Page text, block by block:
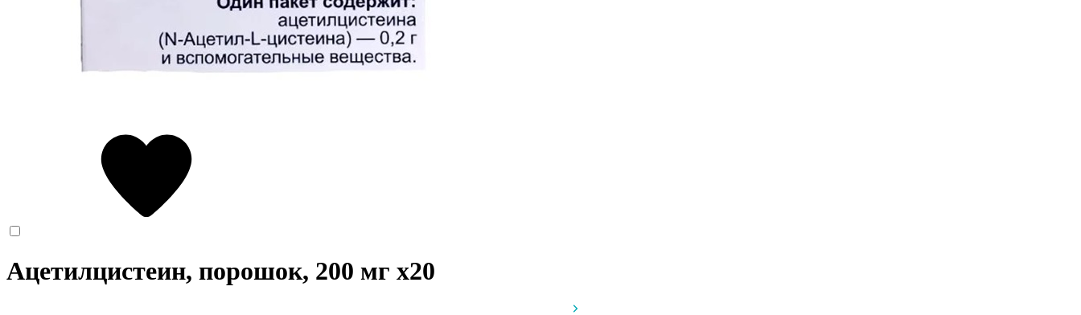
Ацетилцистеин, порошок, 200 мг x20